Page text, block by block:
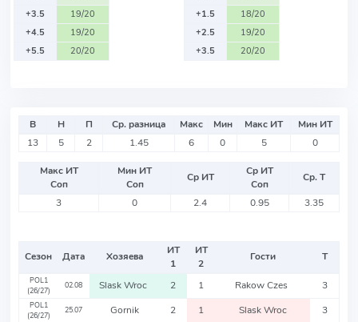
+3.5
19/20
+4.5
19/20
+5.5
20/20
+1.5
18/20
+2.5
19/20
+3.5
20/20
В Н П Ср. разница Макс Мин Макс ИТ
Мин ИТ
13
5 2 1.45 6 0 5 0
Макс ИТ
Соп
Мин ИТ
Соп
Ср ИТ
Ср ИТ
Соп
Ср. Т
3
0 2.4 0.95 3.35
Сезон Дата Хозяева
ИТ
1
ИТ
2
Гости Т
POL1
(26/27)
02.08 Slask Wroc 2 1 Rakow Czes 3
POL1
(26/27)
25.07 Gornik 2 1 Slask Wroc 3